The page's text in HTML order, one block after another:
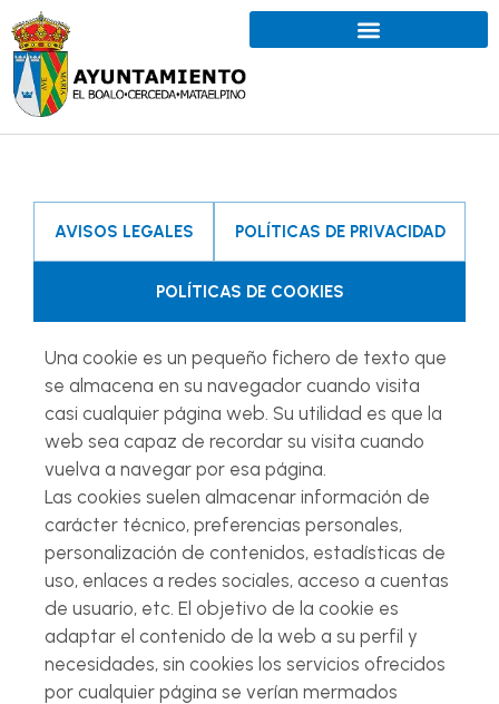
AVISOS LEGALES POLÍTICAS DE PRIVACIDAD
POLÍTICAS DE COOKIES
Una cookie es un pequeño fichero de texto que
se almacena en su navegador cuando visita
casi cualquier página web. Su utilidad es que la
web sea capaz de recordar su visita cuando
vuelva a navegar por esa página.
Las cookies suelen almacenar información de
carácter técnico, preferencias personales,
personalización de contenidos, estadísticas de
uso, enlaces a redes sociales, acceso a cuentas
de usuario, etc. El objetivo de la cookie es
adaptar el contenido de la web a su perfil y
necesidades, sin cookies los servicios ofrecidos
por cualquier página se verían mermados